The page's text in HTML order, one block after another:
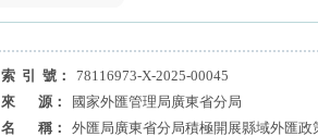
索 引 號：
78116973-X-2025-00045
來 源：
國家外匯管理局廣東省分局
名 稱：
外匯局廣東省分局積極開展縣域外匯政